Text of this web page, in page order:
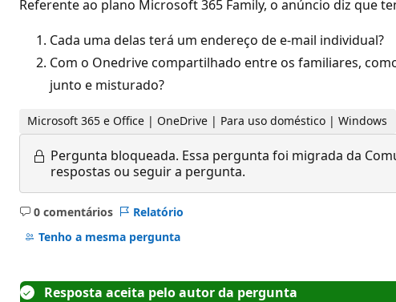
Referente ao plano Microsoft 365 Family, o anúncio diz que
Cada uma delas terá um endereço de e-mail individual?
Com o Onedrive compartilhado entre os familiares,
junto e misturado?
Microsoft 365 e Office | OneDrive | Para uso doméstico | Windows
Pergunta bloqueada. Essa pergunta foi migrada da
respostas ou seguir a pergunta.
0 comentários
Sem
comentários
Relatório
Tenho a mesma pergunta
Resposta aceita pelo autor da pergunta